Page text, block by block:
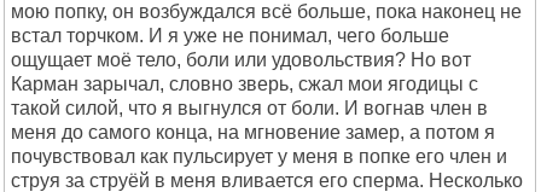
мою попку, он возбуждался всё больше, пока наконец не
встал торчком. И я уже не понимал, чего больше
ощущает моё тело, боли или удовольствия? Но вот
Карман зарычал, словно зверь, сжал мои ягодицы с
такой силой, что я выгнулся от боли. И вогнав член в
меня до самого конца, на мгновение замер, а потом я
почувствовал как пульсирует у меня в попке его член и
струя за струёй в меня вливается его сперма. Несколько